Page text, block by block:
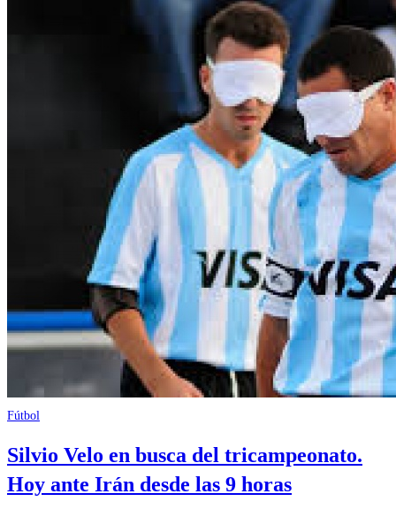
Fútbol
Silvio Velo en busca del tricampeonato.
Hoy ante Irán desde las 9 horas